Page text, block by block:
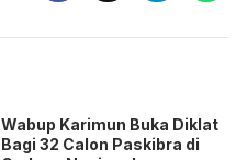
Wabup Karimun Buka Diklat
Bagi 32 Calon Paskibra di